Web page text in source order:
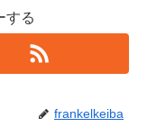
する
frankelkeiba